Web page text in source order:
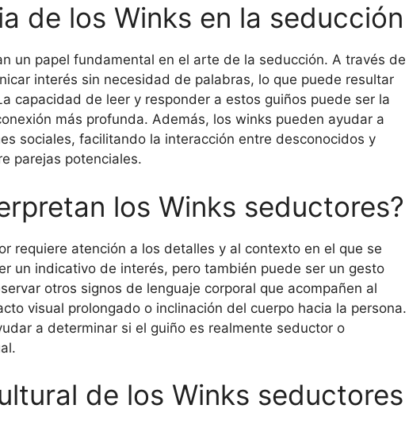
de los Winks en la seducción
un papel fundamental en el arte de la seducción. A través de
interés sin necesidad de palabras, lo que puede resultar
capacidad de leer y responder a estos guiños puede ser la
más profunda. Además, los winks pueden ayudar a
sociales, facilitando la interacción entre desconocidos y
parejas potenciales.
los Winks seductores?
requiere atención a los detalles y al contexto en el que se
un indicativo de interés, pero también puede ser un gesto
otros signos de lenguaje corporal que acompañen al
visual prolongado o inclinación del cuerpo hacia la persona.
a determinar si el guiño es realmente seductor o
de los Winks seductores